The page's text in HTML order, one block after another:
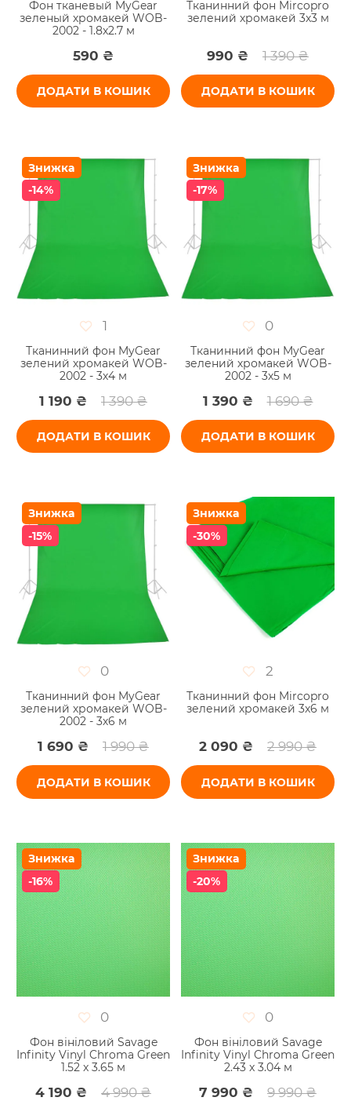
Фон тканевый MyGear
зеленый хромакей WOB-
2002 - 1.8x2.7 м
590 ₴
ДОДАТИ В КОШИК
Тканинний фон Mircopro
зелений хромакей 3x3 м
990 ₴ 1 390 ₴
ДОДАТИ В КОШИК
Знижка
-14%
1
Тканинний фон MyGear
зелений хромакей WOB-
2002 - 3х4 м
1 190 ₴ 1 390 ₴
ДОДАТИ В КОШИК
Знижка
-17%
0
Тканинний фон MyGear
зелений хромакей WOB-
2002 - 3х5 м
1 390 ₴ 1 690 ₴
ДОДАТИ В КОШИК
Знижка
-15%
0
Тканинний фон MyGear
зелений хромакей WOB-
2002 - 3х6 м
1 690 ₴ 1 990 ₴
ДОДАТИ В КОШИК
Знижка
-30%
2
Тканинний фон Mircopro
зелений хромакей 3x6 м
2 090 ₴ 2 990 ₴
ДОДАТИ В КОШИК
Знижка
-16%
0
Фон вініловий Savage
Infinity Vinyl Chroma Green
1.52 x 3.65 м
4 190 ₴ 4 990 ₴
Знижка
-20%
0
Фон вініловий Savage
Infinity Vinyl Chroma Green
2.43 x 3.04 м
7 990 ₴ 9 990 ₴